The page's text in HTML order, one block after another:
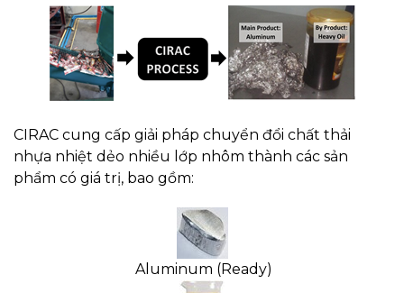
CIRAC cung cấp giải pháp chuyển đổi chất thải
nhựa nhiệt dẻo nhiều lớp nhôm thành các sản
phẩm có giá trị, bao gồm:
Aluminum (Ready)